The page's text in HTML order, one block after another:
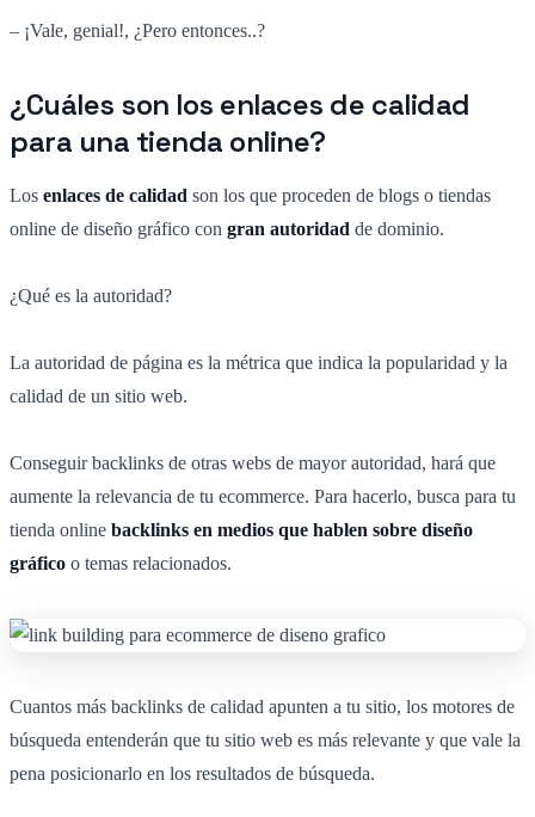
– ¡Vale, genial!, ¿Pero entonces..?
¿Cuáles son los enlaces de calidad
para una tienda online?
Los enlaces de calidad son los que proceden de blogs o tiendas
online de diseño gráfico con gran autoridad de dominio.
¿Qué es la autoridad?
La autoridad de página es la métrica que indica la popularidad y la
calidad de un sitio web.
Conseguir backlinks de otras webs de mayor autoridad, hará que
aumente la relevancia de tu ecommerce. Para hacerlo, busca para tu
tienda online backlinks en medios que hablen sobre diseño
gráfico o temas relacionados.
Cuantos más backlinks de calidad apunten a tu sitio, los motores de
búsqueda entenderán que tu sitio web es más relevante y que vale la
pena posicionarlo en los resultados de búsqueda.